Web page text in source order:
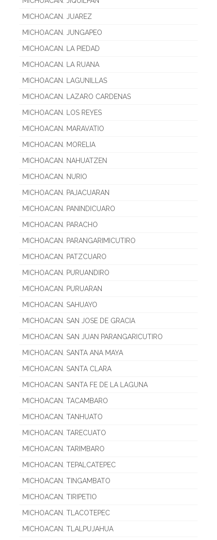
MICHOACAN. JUAREZ
MICHOACAN. JUNGAPEO
MICHOACAN. LA PIEDAD
MICHOACAN. LA RUANA
MICHOACAN. LAGUNILLAS
MICHOACAN. LAZARO CARDENAS
MICHOACAN. LOS REYES
MICHOACAN. MARAVATIO
MICHOACAN. MORELIA
MICHOACAN. NAHUATZEN
MICHOACAN. NURIO
MICHOACAN. PAJACUARAN
MICHOACAN. PANINDICUARO
MICHOACAN. PARACHO
MICHOACAN. PARANGARIMICUTIRO
MICHOACAN. PATZCUARO
MICHOACAN. PURUANDIRO
MICHOACAN. PURUARAN
MICHOACAN. SAHUAYO
MICHOACAN. SAN JOSE DE GRACIA
MICHOACAN. SAN JUAN PARANGARICUTIRO
MICHOACAN. SANTA ANA MAYA
MICHOACAN. SANTA CLARA
MICHOACAN. SANTA FE DE LA LAGUNA
MICHOACAN. TACAMBARO
MICHOACAN. TANHUATO
MICHOACAN. TARECUATO
MICHOACAN. TARIMBARO
MICHOACAN. TEPALCATEPEC
MICHOACAN. TINGAMBATO
MICHOACAN. TIRIPETIO
MICHOACAN. TLACOTEPEC
MICHOACAN. TLALPUJAHUA